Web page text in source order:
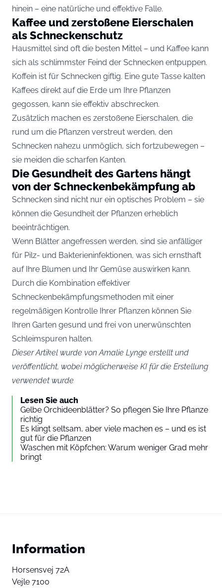
hinein – eine natürliche und effektive Falle.
Kaffee und zerstoßene Eierschalen
als Schneckenschutz
Hausmittel sind oft die besten Mittel – und Kaffee kann
sich als schlimmster Feind der Schnecken entpuppen.
Koffein ist für Schnecken giftig. Eine gute Tasse kalten
Kaffees direkt auf die Erde um Ihre Pflanzen
gegossen, kann sie effektiv abschrecken.
Zusätzlich machen es zerstoßene Eierschalen, die
rund um die Pflanzen verstreut werden, den
Schnecken nahezu unmöglich, sich fortzubewegen –
sie meiden die scharfen Kanten.
Die Gesundheit des Gartens hängt
von der Schneckenbekämpfung ab
Schnecken sind nicht nur ein optisches Problem – sie
können die Gesundheit der Pflanzen erheblich
beeinträchtigen.
Wenn Blätter angefressen werden, sind sie anfälliger
für Pilz- und Bakterieninfektionen, was sich ernsthaft
auf Ihre Blumen und Ihr Gemüse auswirken kann.
Durch die Kombination effektiver
Schneckenbekämpfungsmethoden mit einer
regelmäßigen Kontrolle Ihrer Pflanzen können Sie
Ihren Garten gesund und frei von unerwünschten
Schleimspuren halten.
Dieser Artikel wurde von Amalie Lynge erstellt und
veröffentlicht, wobei möglicherweise KI für die Erstellung
verwendet wurde
Lesen Sie auch
Gelbe Orchideenblätter? So pflegen Sie Ihre Pflanze
richtig
Es klingt seltsam, aber viele machen es – und es ist
gut für die Pflanzen
Waschen mit Köpfchen: Warum weniger Grad mehr
bringt
Information
Horsensvej 72A
Vejle 7100